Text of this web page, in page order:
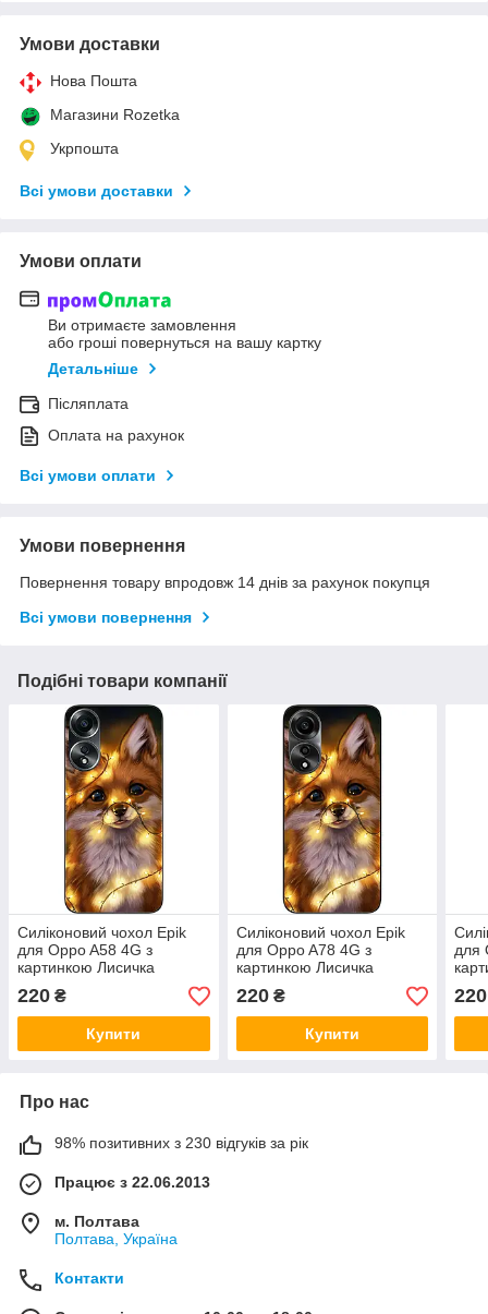
Умови доставки
Нова Пошта
Магазини Rozetka
Укрпошта
Всі умови доставки
Умови оплати
Ви отримаєте замовлення
або гроші повернуться на вашу картку
Детальніше
Післяплата
Оплата на рахунок
Всі умови оплати
Умови повернення
Повернення товару впродовж 14 днів за рахунок покупця
Всі умови повернення
Подібні товари компанії
Силіконовий чохол Epik
для Oppo A58 4G з
картинкою Лисичка
220 ₴
Купити
Силіконовий чохол Epik
для Oppo A78 4G з
картинкою Лисичка
220₴
Купити
для
220
Про нас
98% позитивних з 230 відгуків за рік
Працює з 22.06.2013
м. Полтава
Полтава, Україна
Контакти